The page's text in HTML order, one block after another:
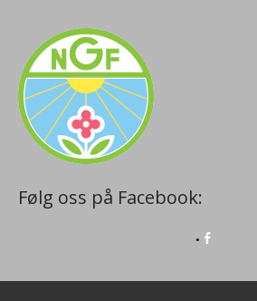
Følg oss på Facebook: